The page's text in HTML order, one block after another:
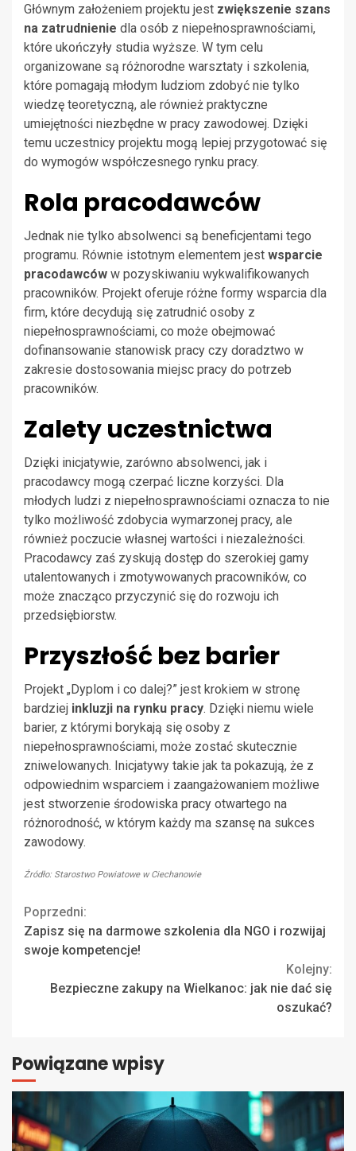
Głównym założeniem projektu jest zwiększenie szans
na zatrudnienie dla osób z niepełnosprawnościami,
które ukończyły studia wyższe. W tym celu
organizowane są różnorodne warsztaty i szkolenia,
które pomagają młodym ludziom zdobyć nie tylko
wiedzę teoretyczną, ale również praktyczne
umiejętności niezbędne w pracy zawodowej. Dzięki
temu uczestnicy projektu mogą lepiej przygotować się
do wymogów współczesnego rynku pracy.
Rola pracodawców
Jednak nie tylko absolwenci są beneficjentami tego
programu. Równie istotnym elementem jest wsparcie
pracodawców w pozyskiwaniu wykwalifikowanych
pracowników. Projekt oferuje różne formy wsparcia dla
firm, które decydują się zatrudnić osoby z
niepełnosprawnościami, co może obejmować
dofinansowanie stanowisk pracy czy doradztwo w
zakresie dostosowania miejsc pracy do potrzeb
pracowników.
Zalety uczestnictwa
Dzięki inicjatywie, zarówno absolwenci, jak i
pracodawcy mogą czerpać liczne korzyści. Dla
młodych ludzi z niepełnosprawnościami oznacza to nie
tylko możliwość zdobycia wymarzonej pracy, ale
również poczucie własnej wartości i niezależności.
Pracodawcy zaś zyskują dostęp do szerokiej gamy
utalentowanych i zmotywowanych pracowników, co
może znacząco przyczynić się do rozwoju ich
przedsiębiorstw.
Przyszłość bez barier
Projekt „Dyplom i co dalej?” jest krokiem w stronę
bardziej inkluzji na rynku pracy. Dzięki niemu wiele
barier, z którymi borykają się osoby z
niepełnosprawnościami, może zostać skutecznie
zniwelowanych. Inicjatywy takie jak ta pokazują, że z
odpowiednim wsparciem i zaangażowaniem możliwe
jest stworzenie środowiska pracy otwartego na
różnorodność, w którym każdy ma szansę na sukces
zawodowy.
Źródło: Starostwo Powiatowe w Ciechanowie
Continue
Reading
Poprzedni:
Zapisz się na darmowe szkolenia dla NGO i rozwijaj
swoje kompetencje!
Kolejny:
Bezpieczne zakupy na Wielkanoc: jak nie dać się
oszukać?
Powiązane wpisy